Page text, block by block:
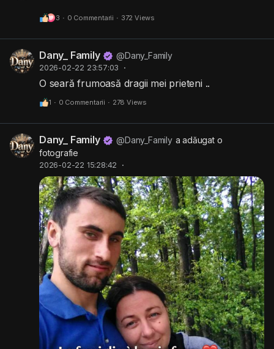
3 · 0 Commentarii · 372 Views
Dany_ Family @Dany_Family
2026-02-22 23:57:03 ·
O seară frumoasă dragii mei prieteni ..
1 · 0 Commentarii · 278 Views
Dany_ Family @Dany_Family a adăugat o
fotografie
2026-02-22 15:28:42 ·